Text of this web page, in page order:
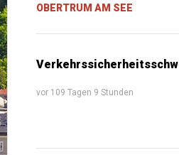
OBERTRUM AM SEE
vor 109 Tagen 9 Stunden